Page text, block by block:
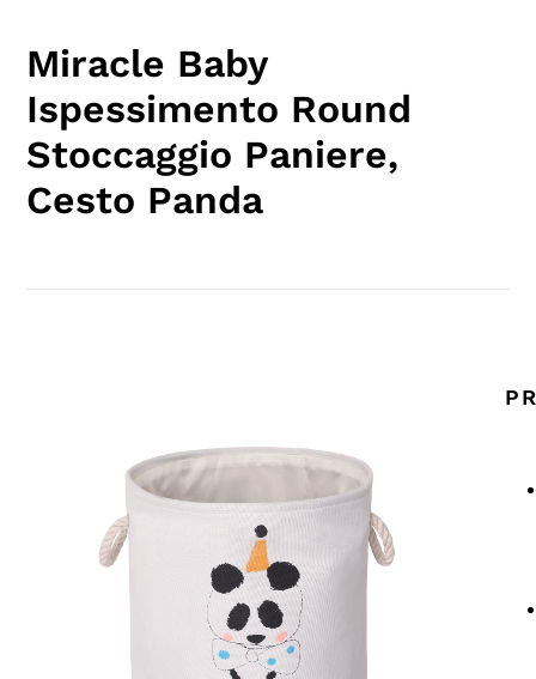
nel
carrello
Miracle Baby
Ispessimento Round
Stoccaggio Paniere,
Cesto Panda